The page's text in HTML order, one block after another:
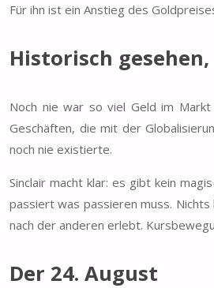
Für ihn ist ein Anstieg des
Historisch
Noch nie war so viel Geld im
Geschäften, die mit der
noch nie existierte.
Sinclair macht klar: es gibt kein
passiert was passieren muss.
nach der anderen erlebt.
Der 24. August